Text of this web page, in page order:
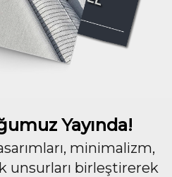
Yayında!
minimalizm,
unsurları birleştirerek